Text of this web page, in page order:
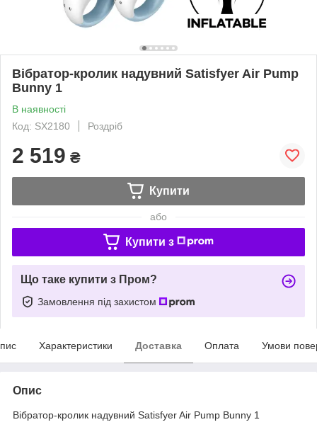
Вібратор-кролик надувний Satisfyer Air Pump
Bunny 1
В наявності
Код: SX2180
Роздріб
2 519 ₴
Купити
або
Купити з
Що таке купити з Пром?
Замовлення під захистом
Характеристики Доставка Оплата Умови
Опис
Вібратор-кролик надувний Satisfyer Air Pump Bunny 1